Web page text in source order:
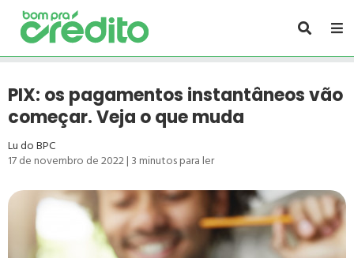
PIX: os pagamentos instantâneos vão
começar. Veja o que muda
Lu do BPC
17 de novembro de 2022| 3minutos para ler